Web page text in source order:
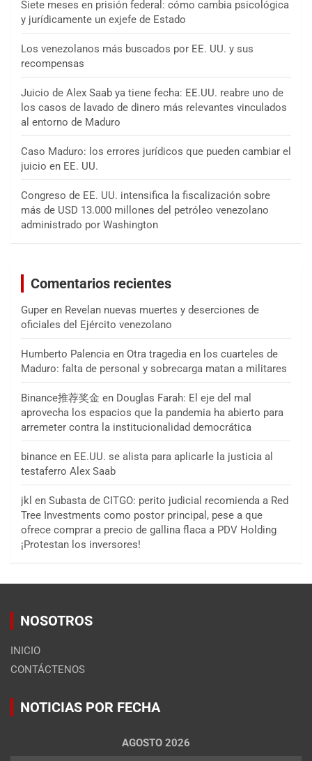
Siete meses en prisión federal: cómo cambia psicológica
y jurídicamente un exjefe de Estado
Los venezolanos más buscados por EE. UU. y sus
recompensas
Juicio de Alex Saab ya tiene fecha: EE.UU. reabre uno de
los casos de lavado de dinero más relevantes vinculados
al entorno de Maduro
Caso Maduro: los errores jurídicos que pueden cambiar el
juicio en EE. UU.
Congreso de EE. UU. intensifica la fiscalización sobre
más de USD 13.000 millones del petróleo venezolano
administrado por Washington
Comentarios recientes
Guper en Revelan nuevas muertes y deserciones de
oficiales del Ejército venezolano
Humberto Palencia en Otra tragedia en los cuarteles de
Maduro: falta de personal y sobrecarga matan a militares
Binance推荐奖金 en Douglas Farah: El eje del mal
aprovecha los espacios que la pandemia ha abierto para
arremeter contra la institucionalidad democrática
binance en EE.UU. se alista para aplicarle la justicia al
testaferro Alex Saab
jkl en Subasta de CITGO: perito judicial recomienda a Red
Tree Investments como postor principal, pese a que
ofrece comprar a precio de gallina flaca a PDV Holding
¡Protestan los inversores!
NOSOTROS
INICIO
CONTÁCTENOS
NOTICIAS POR FECHA
AGOSTO 2026